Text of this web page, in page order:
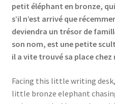
petit éléphant en bronze,
s’il n’est arrivé que
deviendra un trésor de
son nom, est une petite
il a vite trouvé sa place
Facing this little writing
little bronze elephant